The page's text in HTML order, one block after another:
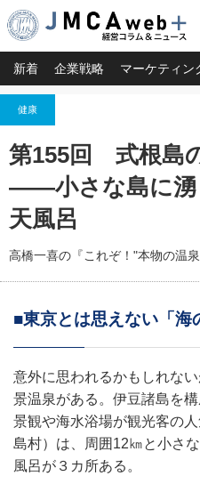
新着 企業戦略 マーケティン
健康
第155回 式根島
――小さな島に湧
天風呂
高橋一喜の『これぞ！"本物の温泉
■東京とは思えない「海
意外に思われるかもしれな
景温泉がある。伊豆諸島を
景観や海水浴場が観光客の
島村）は、周囲12㎞と小さ
風呂が３カ所ある。